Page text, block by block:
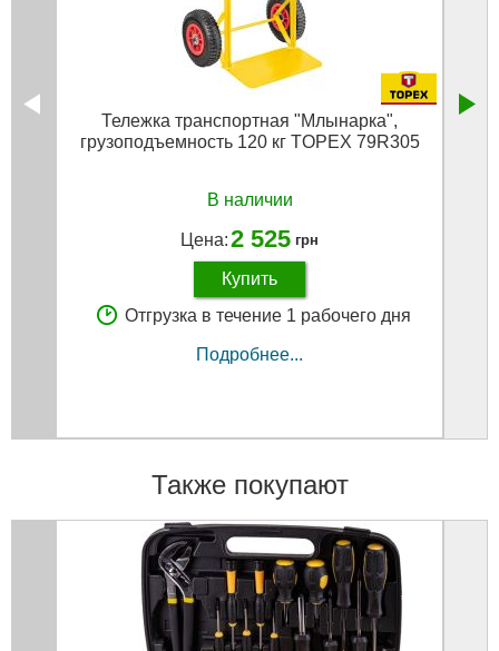
Тележка транспортная "Млынарка",
грузоподъемность 120 кг TOPEX 79R305
В наличии
Цена:2 525 грн
Купить
Отгрузка в течение 1 рабочего дня
Подробнее...
Также покупают